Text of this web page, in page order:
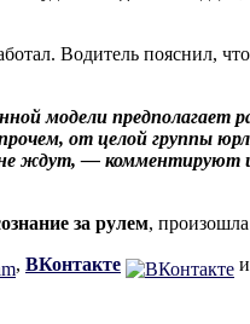
Водитель пояснил,
модели предполагает
от целой группы
не ждут, —
за рулем, произошла
, ВКонтакте и